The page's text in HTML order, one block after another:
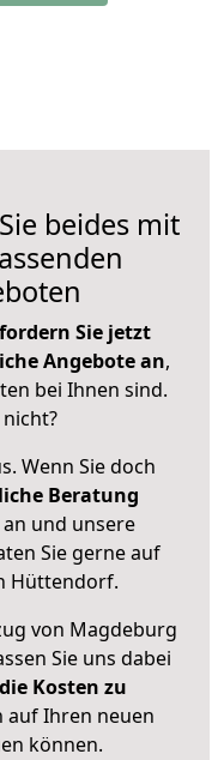
beides mit
Sie jetzt
Angebote an,
bei Ihnen sind.
Wenn Sie doch
Beratung
und unsere
Sie gerne auf
Hüttendorf.
von Magdeburg
Sie uns dabei
Kosten zu
auf Ihren neuen
können.